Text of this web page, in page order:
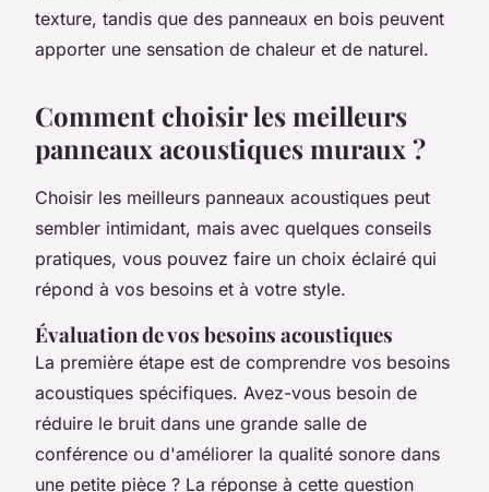
texture, tandis que des panneaux en bois peuvent
apporter une sensation de chaleur et de naturel.
Comment choisir les meilleurs
panneaux acoustiques muraux ?
Choisir les meilleurs panneaux acoustiques peut
sembler intimidant, mais avec quelques conseils
pratiques, vous pouvez faire un choix éclairé qui
répond à vos besoins et à votre style.
Évaluation de vos besoins acoustiques
La première étape est de comprendre vos besoins
acoustiques spécifiques. Avez-vous besoin de
réduire le bruit dans une grande salle de
conférence ou d'améliorer la qualité sonore dans
une petite pièce ? La réponse à cette question